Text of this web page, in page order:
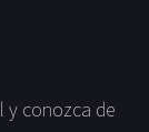
y conozca de